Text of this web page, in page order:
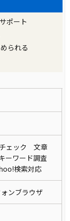
ポート
られる
ェック 文章
ーワード調査
検索対応
ンブラウザ